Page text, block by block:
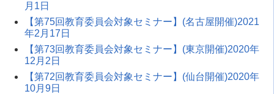
月1日
【第75回教育委員会対象セミナー】(名古屋開催)2021
年2月17日
【第73回教育委員会対象セミナー】(東京開催)2020年
12月2日
【第72回教育委員会対象セミナー】(仙台開催)2020年
10月9日